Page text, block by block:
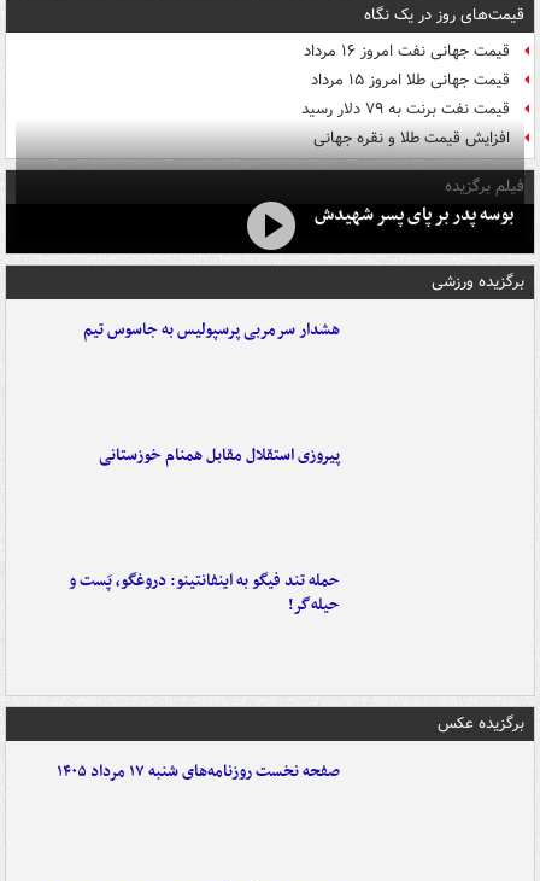
قیمت‌های روز در یک نگاه
قیمت جهانی نفت امروز ۱۶ مرداد
قیمت جهانی طلا امروز ۱۵ مرداد
قیمت نفت برنت به ۷۹ دلار رسید
افزایش قیمت طلا و نقره جهانی
فیلم برگزیده
بوسه‌ پدر بر پای پسر شهیدش
برگزیده ورزشی
هشدار سرمربی پرسپولیس به جاسوس تیم
پیروزی استقلال مقابل همنام خوزستانی
حمله تند فیگو به اینفانتینو: دروغگو، پَست‌ و
حیله‌گر!
برگزیده عکس
صفحه نخست روزنامه‌های شنبه ۱۷ مرداد ۱۴۰۵